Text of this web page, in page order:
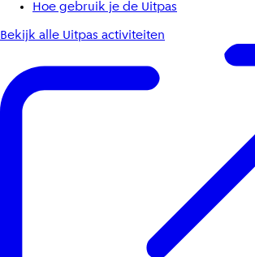
Hoe gebruik je de Uitpas
Bekijk alle Uitpas activiteiten